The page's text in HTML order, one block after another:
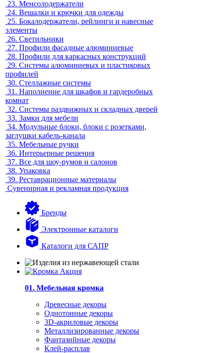
23. Менсолодержатели
24. Вешалки и крючки для одежды
25. Бокалодержатели, рейлинги и навесные
элементы
26. Светильники
27. Профили фасадные алюминиевые
28. Профили для каркасных конструкций
29. Системы алюминиевых и пластиковых
профилей
30. Стеллажные системы
31. Наполнение для шкафов и гардеробных
комнат
32. Системы раздвижных и складных дверей
33. Замки для мебели
34. Модульные блоки, блоки с розетками,
заглушки кабель-канала
35. Мебельные ручки
36. Интерьерные решения
37. Все для шоу-румов и салонов
38. Упаковка
39. Реставрационные материалы
Сувенирная и рекламная продукция
Бренды
Электронные каталоги
Каталоги для САПР
01. Мебельная кромка
Древесные декоры
Однотонные декоры
3D-акриловые декоры
Металлизированные декоры
Фантазийные декоры
Клей-расплав